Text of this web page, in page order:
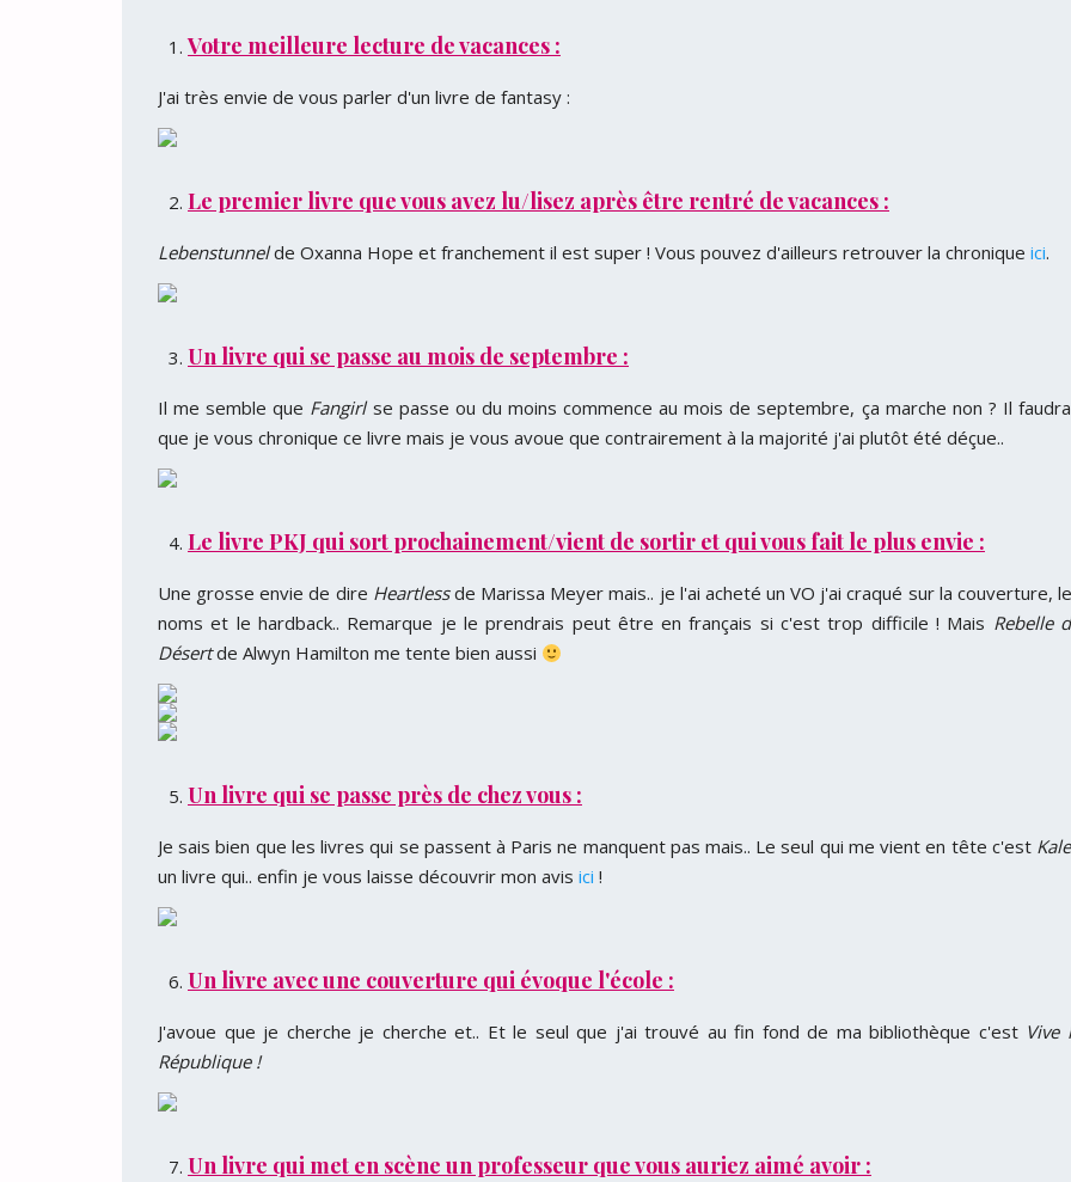
Votre meilleure lecture de vacances :
J'ai très envie de vous parler d'un livre de fantasy :
Le premier livre que vous avez lu/lisez après être rentré de vacances :
Lebenstunnelde Oxanna Hope et franchement il est super ! Vous pouvez d'ailleurs retrouver la chronique ici.
Un livre qui se passe au mois de septembre :
Il me semble que Fangirlse passe ou du moins commence au mois de septembre, ça marche non ? Il
que je vous chronique ce livre mais je vous avoue que contrairement à la majorité j'ai plutôt été déçue..
Le livre PKJ qui sort prochainement/vient de sortir et qui vous fait le plus envie :
Une grosse envie de dire Heartlessde Marissa Meyer mais.. je l'ai acheté un VO j'ai craqué sur la couverture,
noms et le hardback.. Remarque je le prendrais peut être en français si c'est trop difficile ! Mais Rebelle
Désertde Alwyn Hamilton me tente bien aussi
Un livre qui se passe près de chez vous :
Je sais bien que les livres qui se passent à Paris ne manquent pas mais.. Le seul qui me vient en tête c'est
un livre qui.. enfin je vous laisse découvrir mon avis ici !
Un livre avec une couverture qui évoque l'école :
J'avoue que je cherche je cherche et.. Et le seul que j'ai trouvé au fin fond de ma bibliothèque c'est Vive
République !
Un livre qui met en scène un professeur que vous auriez aimé avoir :